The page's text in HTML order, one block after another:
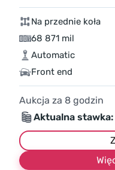
Na przednie koła
68 871 mil
Automatic
Front end
Aukcja za 8 godzin
Aktualna stawka: